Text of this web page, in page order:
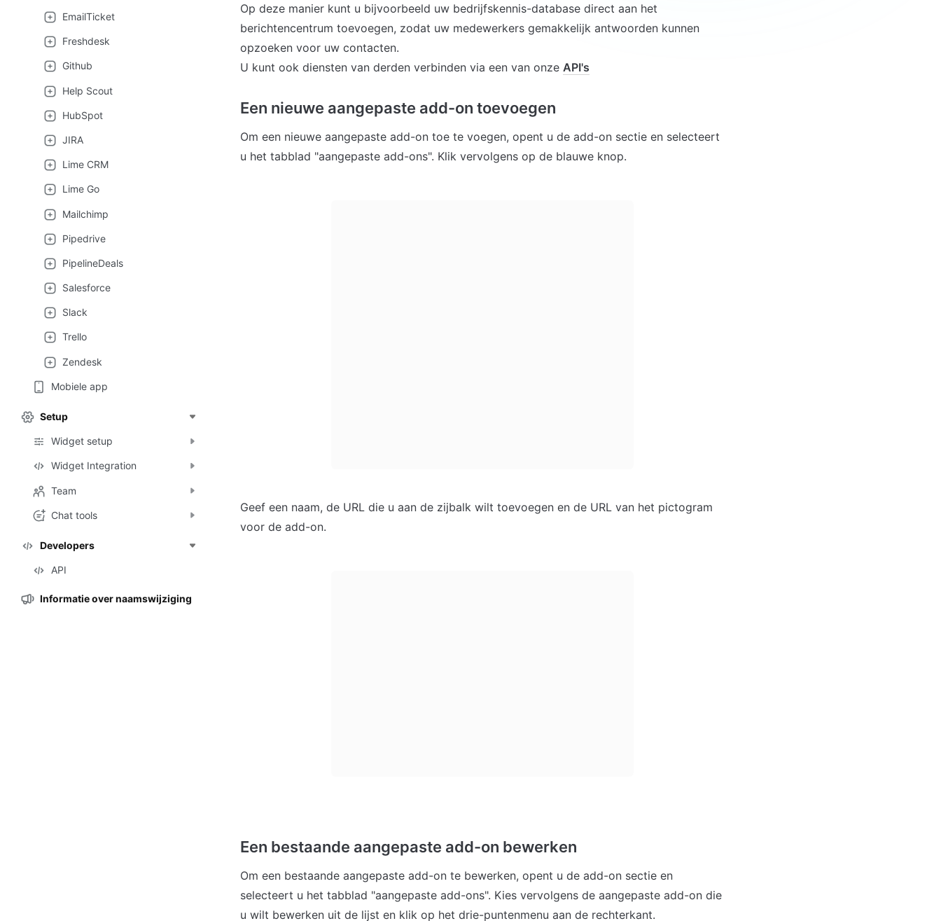
EmailTicket
Freshdesk
Github
Help Scout
HubSpot
JIRA
Lime CRM
Lime Go
Mailchimp
Pipedrive
PipelineDeals
Salesforce
Slack
Trello
Zendesk
Mobiele app
Setup
Widget setup
Widget Integration
Team
Chat tools
Developers
API
Informatie over naamswijziging
Op deze manier kunt u bijvoorbeeld uw bedrijfskennis-database direct aan het
berichtencentrum toevoegen, zodat uw medewerkers gemakkelijk antwoorden kunnen
opzoeken voor uw contacten.
U kunt ook diensten van derden verbinden via een van onze API's
Een nieuwe aangepaste add-on toevoegen
Om een nieuwe aangepaste add-on toe te voegen, opent u de add-on sectie en selecteert
u het tabblad "aangepaste add-ons". Klik vervolgens op de blauwe knop.
Geef een naam, de URL die u aan de zijbalk wilt toevoegen en de URL van het pictogram
voor de add-on.
Een bestaande aangepaste add-on bewerken
Om een bestaande aangepaste add-on te bewerken, opent u de add-on sectie en
selecteert u het tabblad "aangepaste add-ons". Kies vervolgens de aangepaste add-on die
u wilt bewerken uit de lijst en klik op het drie-puntenmenu aan de rechterkant.